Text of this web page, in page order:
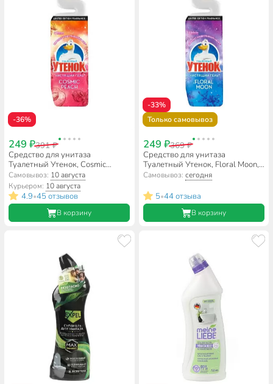
-36%
249 ₽391 ₽
Средство для унитаза
Туалетный Утенок, Cosmic
Peach, гель, 800 мл
Самовывоз: 10 августа
Курьером: 10 августа
4.9•45 отзывов
В корзину
-33%
Только самовывоз
249 ₽369 ₽
Средство для унитаза
Туалетный Утенок, Floral Moon,
гель, 800 мл
Самовывоз: сегодня
5•44 отзыва
В корзину